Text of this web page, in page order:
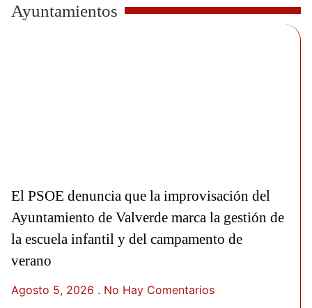
Ayuntamientos
El PSOE denuncia que la improvisación del
Ayuntamiento de Valverde marca la gestión de
la escuela infantil y del campamento de
verano
Agosto 5, 2026 No Hay Comentarios